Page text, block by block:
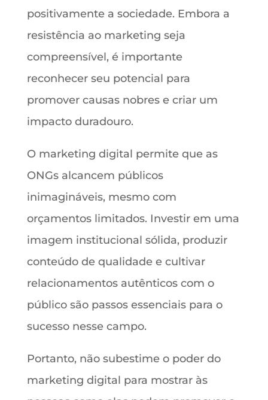
positivamente a sociedade. Embora a
resistência ao marketing seja
compreensível, é importante
reconhecer seu potencial para
promover causas nobres e criar um
impacto duradouro.
O marketing digital permite que as
ONGs alcancem públicos
inimagináveis, mesmo com
orçamentos limitados. Investir em uma
imagem institucional sólida, produzir
conteúdo de qualidade e cultivar
relacionamentos autênticos com o
público são passos essenciais para o
sucesso nesse campo.
Portanto, não subestime o poder do
marketing digital para mostrar às